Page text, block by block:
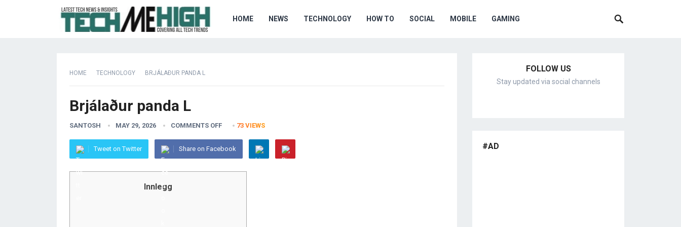
HOME NEWS TECHNOLOGY HOW TO SOCIAL MOBILE GAMING
HOME TECHNOLOGY BRJÁLAÐUR PANDA L
Brjálaður panda L
SANTOSH MAY 29, 2026 COMMENTS OFF 73 VIEWS
Tweet on Twitter Share on Facebook
Innlegg
FOLLOW US
Stay updated via social channels
#AD